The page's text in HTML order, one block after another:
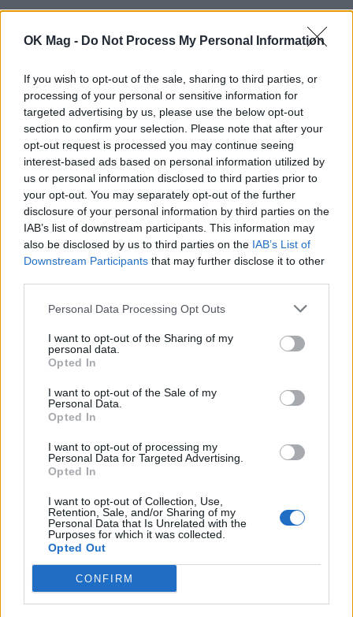
OK Mag - Do Not Process My Personal Information
If you wish to opt-out of the sale, sharing to third parties, or
processing of your personal or sensitive information for
targeted advertising by us, please use the below opt-out
section to confirm your selection. Please note that after your
opt-out request is processed you may continue seeing
interest-based ads based on personal information utilized by
us or personal information disclosed to third parties prior to
your opt-out. You may separately opt-out of the further
disclosure of your personal information by third parties on the
IAB’s list of downstream participants. This information may
also be disclosed by us to third parties on the IAB’s List of
Downstream Participants that may further disclose it to other
Personal Data Processing Opt Outs
I want to opt-out of the Sharing of my
personal data.
Opted In
I want to opt-out of the Sale of my
Personal Data.
Opted In
I want to opt-out of processing my
Personal Data for Targeted Advertising.
Opted In
I want to opt-out of Collection, Use,
Retention, Sale, and/or Sharing of my
Personal Data that Is Unrelated with the
Purposes for which it was collected.
Opted Out
CONFIRM
ΠΕΡΙΣΣΟΤΕΡΑ ΣΤΟ
CELEBRITIES
Ελένη Φωτοπούλου: Η δημόσια ερωτική
εξομολόγηση στον Άκη Παυλόπουλο για τη
γιορτή του – «Είναι ο φύλακας άγγελος όσων
βρίσκονται κοντά του»